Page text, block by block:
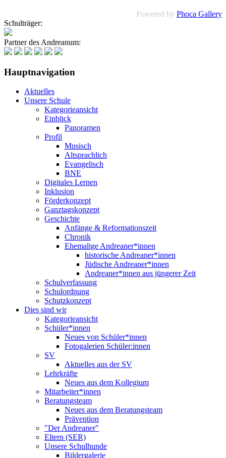
Powered by Phoca Gallery
Schulträger:
Partner des Andreanum:
Hauptnavigation
Aktuelles
Unsere Schule
Kategorieansicht
Einblick
Panoramen
Profil
Musisch
Altsprachlich
Evangelisch
BNE
Digitales Lernen
Inklusion
Förderkonzept
Ganztagskonzept
Geschichte
Anfänge & Reformationszeit
Chronik
Ehemalige Andreaner*innen
historische Andreaner*innen
Jüdische Andreaner*innen
Andreaner*innen aus jüngerer Zeit
Schulverfassung
Schulordnung
Schutzkonzept
Dies sind wir
Kategorieansicht
Schüler*innen
Neues von Schüler*innen
Fotogalerien Schüler:innen
SV
Aktuelles aus der SV
Lehrkräfte
Neues aus dem Kollegium
Mitarbeiter*innen
Beratungsteam
Neues aus dem Beratungsteam
Prävention
"Der Andreaner"
Eltern (SER)
Unsere Schulhunde
Bildergalerie